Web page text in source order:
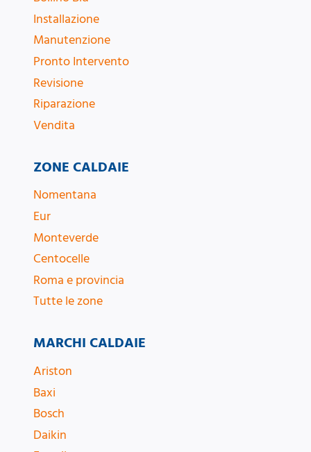
Installazione
Manutenzione
Pronto Intervento
Revisione
Riparazione
Vendita
ZONE CALDAIE
Nomentana
Eur
Monteverde
Centocelle
Roma e provincia
Tutte le zone
MARCHI CALDAIE
Ariston
Baxi
Bosch
Daikin